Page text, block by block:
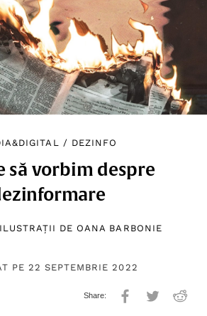
/ DEZINFO
să vorbim despre
DE OANA BARBONIE
PE 22 SEPTEMBRIE 2022